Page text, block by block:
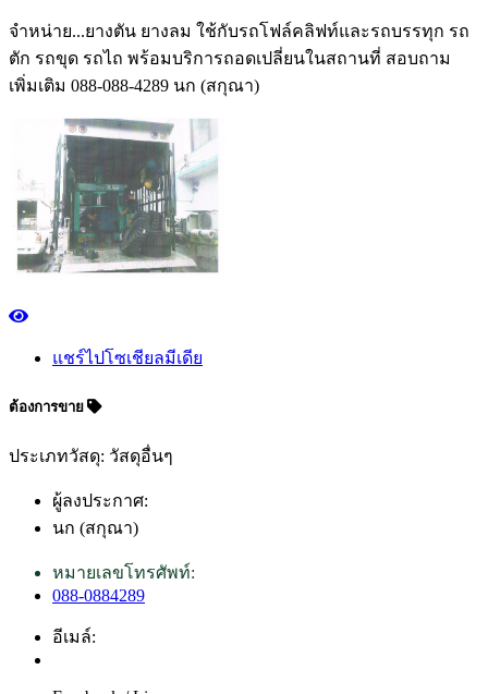
จำหน่าย...ยางตัน ยางลม ใช้กับรถโฟล์คลิฟท์และรถบรรทุก รถ
ตัก รถขุด รถไถ พร้อมบริการถอดเปลี่ยนในสถานที่ สอบถาม
เพิ่มเติม 088-088-4289 นก (สกุณา)
แชร์ไปโซเชียลมีเดีย
ต้องการขาย
ประเภทวัสดุ: วัสดุอื่นๆ
ผู้ลงประกาศ:
นก (สกุณา)
หมายเลขโทรศัพท์:
088-0884289
อีเมล์: